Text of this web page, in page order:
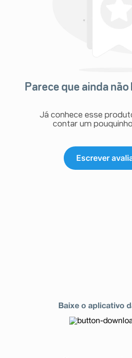
Parece que ainda não
Já conhece esse
contar um
Escrever
Baixe o aplicativo